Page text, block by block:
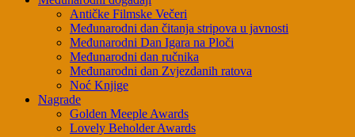
Antičke Filmske Večeri
Međunarodni dan čitanja stripova u javnosti
Međunarodni Dan Igara na Ploči
Međunarodni dan ručnika
Međunarodni dan Zvjezdanih ratova
Noć Knjige
Nagrade
Golden Meeple Awards
Lovely Beholder Awards